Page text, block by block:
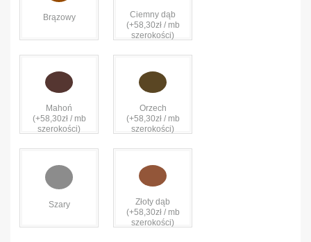
Brązowy
Ciemny dąb
(+58,30zł / mb
szerokości)
Mahoń
(+58,30zł / mb
szerokości)
Orzech
(+58,30zł / mb
szerokości)
Szary
Złoty dąb
(+58,30zł / mb
szerokości)